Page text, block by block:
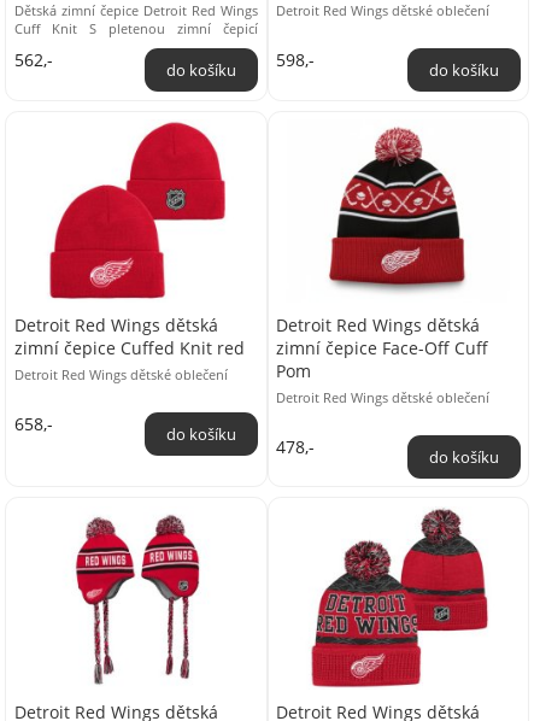
Dětská zimní čepice Detroit Red Wings
Cuff Knit S pletenou zimní čepicí
Detroit Red Wings kolekce Cuff Knit se
v ...
562,-
Detroit Red Wings dětské oblečení
598,-
Detroit Red Wings dětská
zimní čepice Cuffed Knit red
Detroit Red Wings dětské oblečení
658,-
Detroit Red Wings dětská
zimní čepice Face-Off Cuff
Pom
Detroit Red Wings dětské oblečení
478,-
Detroit Red Wings dětská Detroit Red Wings dětská